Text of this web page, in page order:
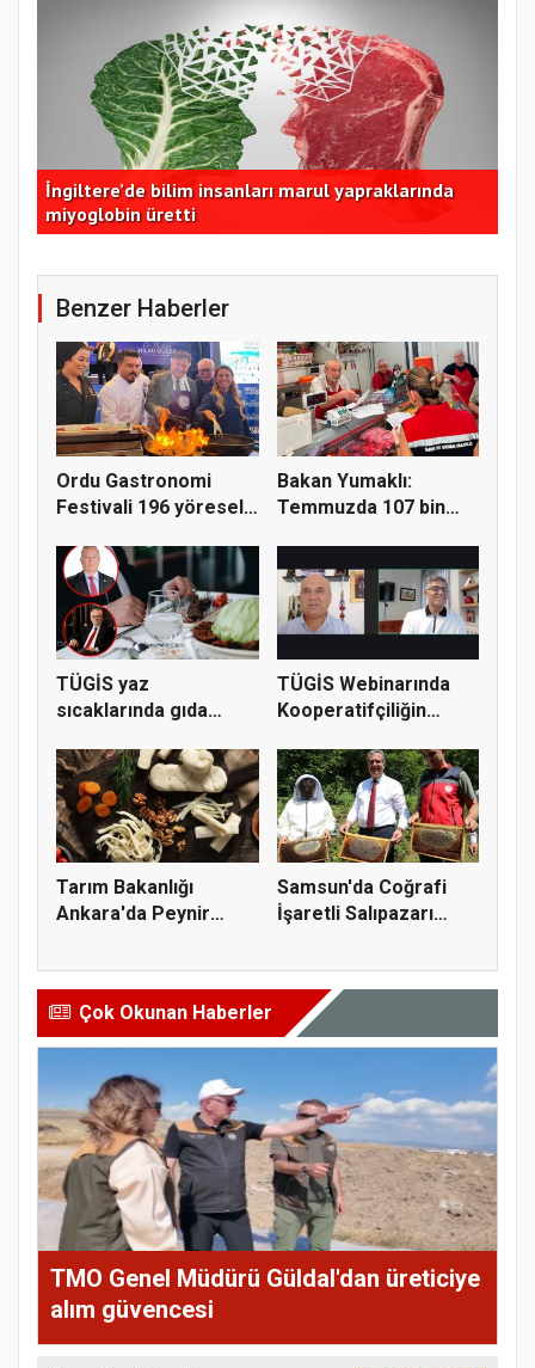
İngiltere’de bilim insanları marul yapraklarında
miyoglobin üretti
Benzer Haberler
Ordu Gastronomi
Festivali 196 yöresel
Bakan Yumaklı:
Temmuzda 107 bin
TÜGİS yaz
sıcaklarında gıda
TÜGİS Webinarında
Kooperatifçiliğin
Tarım Bakanlığı
Ankara'da Peynir
Samsun'da Coğrafi
İşaretli Salıpazarı
Çok Okunan Haberler
TMO Genel Müdürü Güldal'dan üreticiye
alım güvencesi